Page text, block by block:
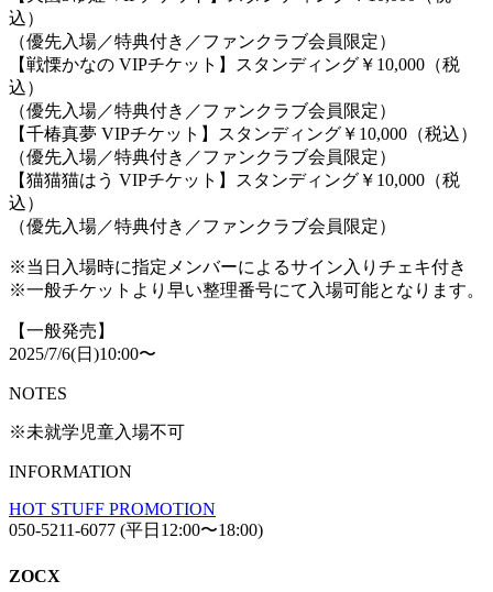
込）
（優先入場／特典付き／ファンクラブ会員限定）
【戦慄かなの VIPチケット】スタンディング￥10,000（税
込）
（優先入場／特典付き／ファンクラブ会員限定）
【千椿真夢 VIPチケット】スタンディング￥10,000（税込）
（優先入場／特典付き／ファンクラブ会員限定）
【猫猫猫はう VIPチケット】スタンディング￥10,000（税
込）
（優先入場／特典付き／ファンクラブ会員限定）
※当日入場時に指定メンバーによるサイン入りチェキ付き
※一般チケットより早い整理番号にて入場可能となります。
【一般発売】
2025/7/6(日)10:00〜
NOTES
※未就学児童入場不可
INFORMATION
HOT STUFF PROMOTION
050-5211-6077 (平日12:00〜18:00)
ZOCX